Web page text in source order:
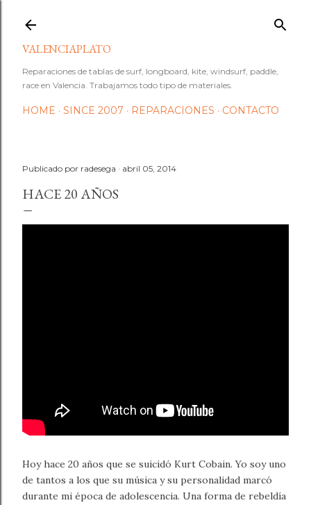
VALENCIAPLATO
Reparaciones de tablas de surf, longboard, kite, windsurf, paddle,
race en Valencia. Trabajamos todo tipo de materiales.
HOME SINCE 2007 REPARACIONES CONTACTO
Publicado por radesega abril 05, 2014
HACE 20 AÑOS
Hoy hace 20 años que se suicidó Kurt Cobain. Yo soy uno
de tantos a los que su música y su personalidad marcó
durante mi época de adolescencia. Una forma de rebeldía